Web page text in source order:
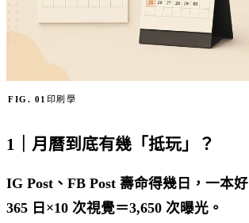
FIG. 01 印刷學
1｜月曆到底有幾「抵玩」？
IG Post、FB Post 壽命得幾日，一本好
365 日×10 次視覺＝3,650 次曝光。